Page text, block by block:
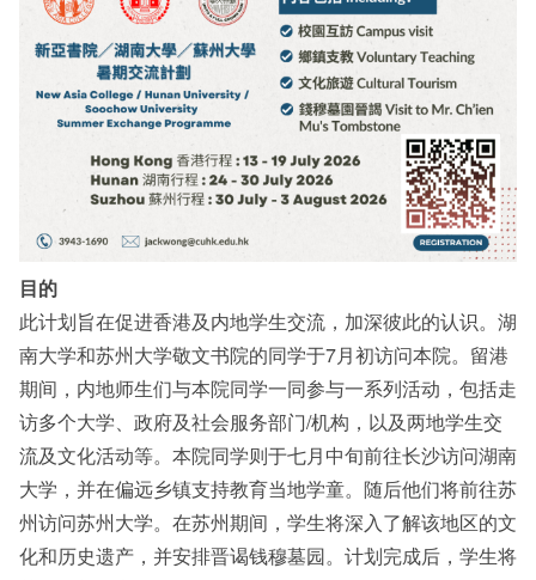
目的
此计划旨在促进香港及内地学生交流，加深彼此的认识。湖
南大学和苏州大学敬文书院的同学于7月初访问本院。留港
期间，内地师生们与本院同学一同参与一系列活动，包括走
访多个大学、政府及社会服务部门/机构，以及两地学生交
流及文化活动等。本院同学则于七月中旬前往长沙访问湖南
大学，并在偏远乡镇支持教育当地学童。随后他们将前往苏
州访问苏州大学。在苏州期间，学生将深入了解该地区的文
化和历史遗产，并安排晋谒钱穆墓园。计划完成后，学生将